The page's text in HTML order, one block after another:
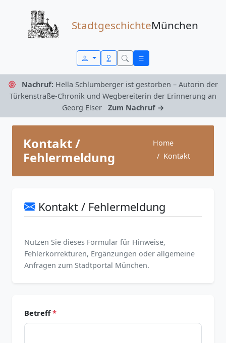
StadtgeschichteMünchen
Nachruf: Hella Schlumberger ist gestorben – Autorin der
Türkenstraße-Chronik und Wegbereiterin der Erinnerung an
Georg Elser
Zum Nachruf →
Kontakt /
Fehlermeldung
Home
Kontakt
Kontakt / Fehlermeldung
Nutzen Sie dieses Formular für Hinweise,
Fehlerkorrekturen, Ergänzungen oder allgemeine
Anfragen zum Stadtportal München.
Betreff*